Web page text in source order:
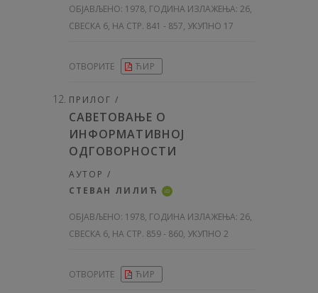
ОБЈАВЉЕНО: 1978, ГОДИНА ИЗЛАЖЕЊА: 26,
СВЕСКА 6, НА СТР. 841 - 857, УКУПНО 17
ОТВОРИТЕ ЋИР
ПРИЛОГ /
САВЕТОВАЊЕ O
ИНФОРМАТИВНОЈ
ОДГОВОРНОСТИ
АУТОР /
СТЕВАН ЛИЛИЋ
iD
ОБЈАВЉЕНО: 1978, ГОДИНА ИЗЛАЖЕЊА: 26,
СВЕСКА 6, НА СТР. 859 - 860, УКУПНО 2
ОТВОРИТЕ ЋИР